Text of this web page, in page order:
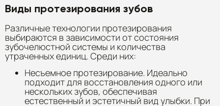
Виды протезирования зубов
Различные технологии протезирования
выбираются в зависимости от состояния
зубочелюстной системы и количества
утраченных единиц. Среди них:
Несъемное протезирование. Идеально
подходит для восстановления одного или
нескольких зубов, обеспечивая
естественный и эстетичный вид улыбки. При